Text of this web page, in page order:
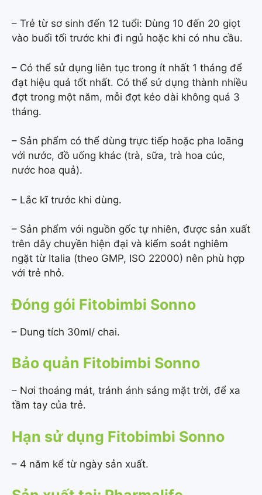
– Trẻ từ sơ sinh đến 12 tuổi: Dùng 10 đến 20 giọt
vào buổi tối trước khi đi ngủ hoặc khi có nhu cầu.
– Có thể sử dụng liên tục trong ít nhất 1 tháng để
đạt hiệu quả tốt nhất. Có thể sử dụng thành nhiều
đợt trong một năm, mỗi đợt kéo dài không quá 3
tháng.
– Sản phẩm có thể dùng trực tiếp hoặc pha loãng
với nước, đồ uống khác (trà, sữa, trà hoa cúc,
nước hoa quả).
– Lắc kĩ trước khi dùng.
– Sản phẩm với nguồn gốc tự nhiên, được sản xuất
trên dây chuyền hiện đại và kiểm soát nghiêm
ngặt từ Italia (theo GMP, ISO 22000) nên phù hợp
với trẻ nhỏ.
Đóng gói Fitobimbi Sonno
– Dung tích 30ml/ chai.
Bảo quản Fitobimbi Sonno
– Nơi thoáng mát, tránh ánh sáng mặt trời, để xa
tầm tay của trẻ.
Hạn sử dụng Fitobimbi Sonno
– 4 năm kể từ ngày sản xuất.